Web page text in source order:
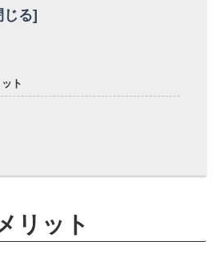
ト
リット